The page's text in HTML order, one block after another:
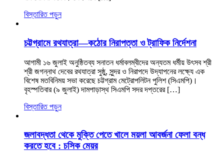
বিস্তারিত পড়ুন
চট্টগ্রামে রথযাত্রা—কঠোর নিরাপত্তা ও ট্রাফিক নির্দেশনা
আগামী ১৬ জুলাই অনুষ্ঠিতব্য সনাতন ধর্মাবলম্বীদের অন্যতম ধর্মীয় উৎসব শ্রী
শ্রী জগন্নাথ দেবের রথযাত্রা সুষ্ঠু, সুন্দর ও নিরাপদে উদ্‌যাপনের লক্ষ্যে এক
বিশেষ মতবিনিময় সভা করেছে চট্টগ্রাম মেট্রোপলিটন পুলিশ (সিএমপি)।
বৃহস্পতিবার (৯ জুলাই) দামপাড়াস্থ সিএমপি সদর দপ্তরের […]
বিস্তারিত পড়ুন
জলাবদ্ধতা থেকে মুক্তি পেতে খালে ময়লা আবর্জনা ফেলা বন্ধ
করতে হবে : চসিক মেয়র